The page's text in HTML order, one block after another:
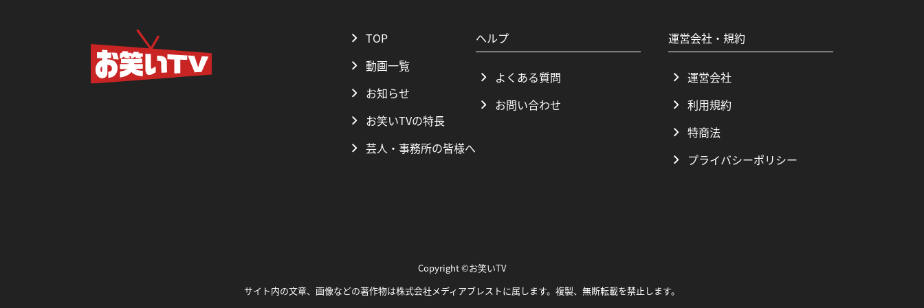
TOP
動画一覧
お知らせ
お笑いTVの特長
芸人・事務所の皆様へ
ヘルプ
よくある質問
お問い合わせ
運営会社・規約
運営会社
利用規約
特商法
プライバシーポリシー
Copyright ©お笑いTV
サイト内の文章、画像などの著作物は株式会社メディアブレストに属します。複製、無断転載を禁止します。